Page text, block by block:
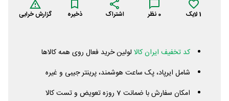
1لایک 0 نظر اشتراک ذخیره گزارش خرابی
کد تخفیف ایران کالا لولین خرید فعال روی همه کالاها
شامل ایرپاد، پک ساعت هوشمند، پرینتر جیبی و غیره
امکان سفارش با ضمانت 7 روزه تعویض و تست کالا